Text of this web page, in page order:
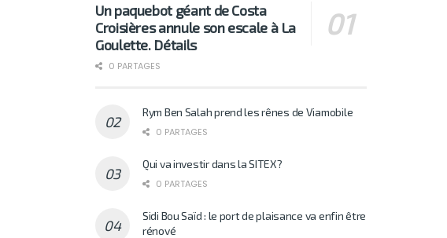
Un paquebot géant de Costa
Croisières annule son escale à La
Goulette. Détails
0 PARTAGES
Rym Ben Salah prend les rênes de Viamobile
0 PARTAGES
Qui va investir dans la SITEX?
0 PARTAGES
Sidi Bou Saïd : le port de plaisance va enfin être
rénové